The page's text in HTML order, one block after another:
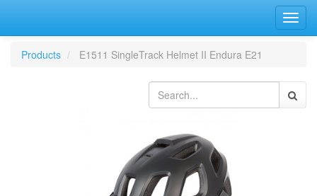
la
Products E1511 SingleTrack Helmet II Endura E21